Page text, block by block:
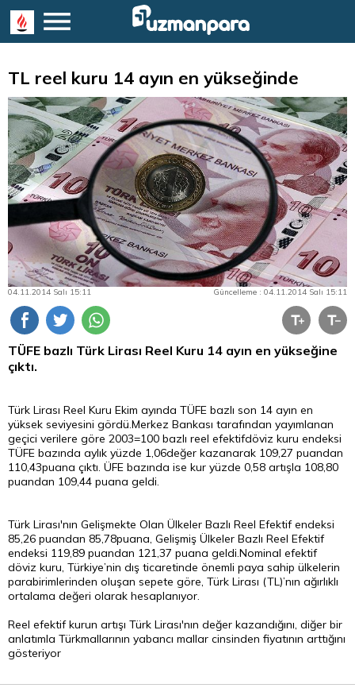
TL reel kuru 14 ayın en yükseğinde
04.11.2014 Salı 15:11 Güncelleme : 04.11.2014 Salı 15:11
TÜFE bazlı Türk Lirası Reel Kuru 14 ayın en yükseğine
çıktı.
Türk Lirası Reel Kuru Ekim ayında TÜFE bazlı son 14 ayın en
yüksek seviyesini gördü.Merkez Bankası tarafından yayımlanan
geçici verilere göre 2003=100 bazlı reel efektifdöviz kuru endeksi
TÜFE bazında aylık yüzde 1,06değer kazanarak 109,27 puandan
110,43puana çıktı. ÜFE bazında ise kur yüzde 0,58 artışla 108,80
puandan 109,44 puana geldi.
Türk Lirası'nın Gelişmekte Olan Ülkeler Bazlı Reel Efektif endeksi
85,26 puandan 85,78puana, Gelişmiş Ülkeler Bazlı Reel Efektif
endeksi 119,89 puandan 121,37 puana geldi.Nominal efektif
döviz kuru, Türkiye’nin dış ticaretinde önemli paya sahip ülkelerin
parabirimlerinden oluşan sepete göre, Türk Lirası (TL)’nın ağırlıklı
ortalama değeri olarak hesaplanıyor.
Reel efektif kurun artışı Türk Lirası'nın değer kazandığını, diğer bir
anlatımla Türkmallarının yabancı mallar cinsinden fiyatının arttığını
gösteriyor